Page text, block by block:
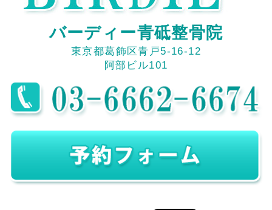
バーディー青砥整骨院
東京都葛飾区青戸5-16-12
阿部ビル101